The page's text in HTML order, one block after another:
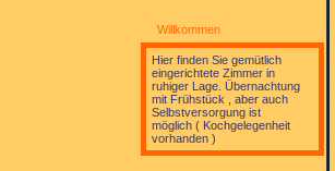
Willkommen
Hier finden Sie gemütlich
eingerichtete Zimmer in
ruhiger Lage. Übernachtung
mit Frühstück , aber auch
Selbstversorgung ist
möglich ( Kochgelegenheit
vorhanden )